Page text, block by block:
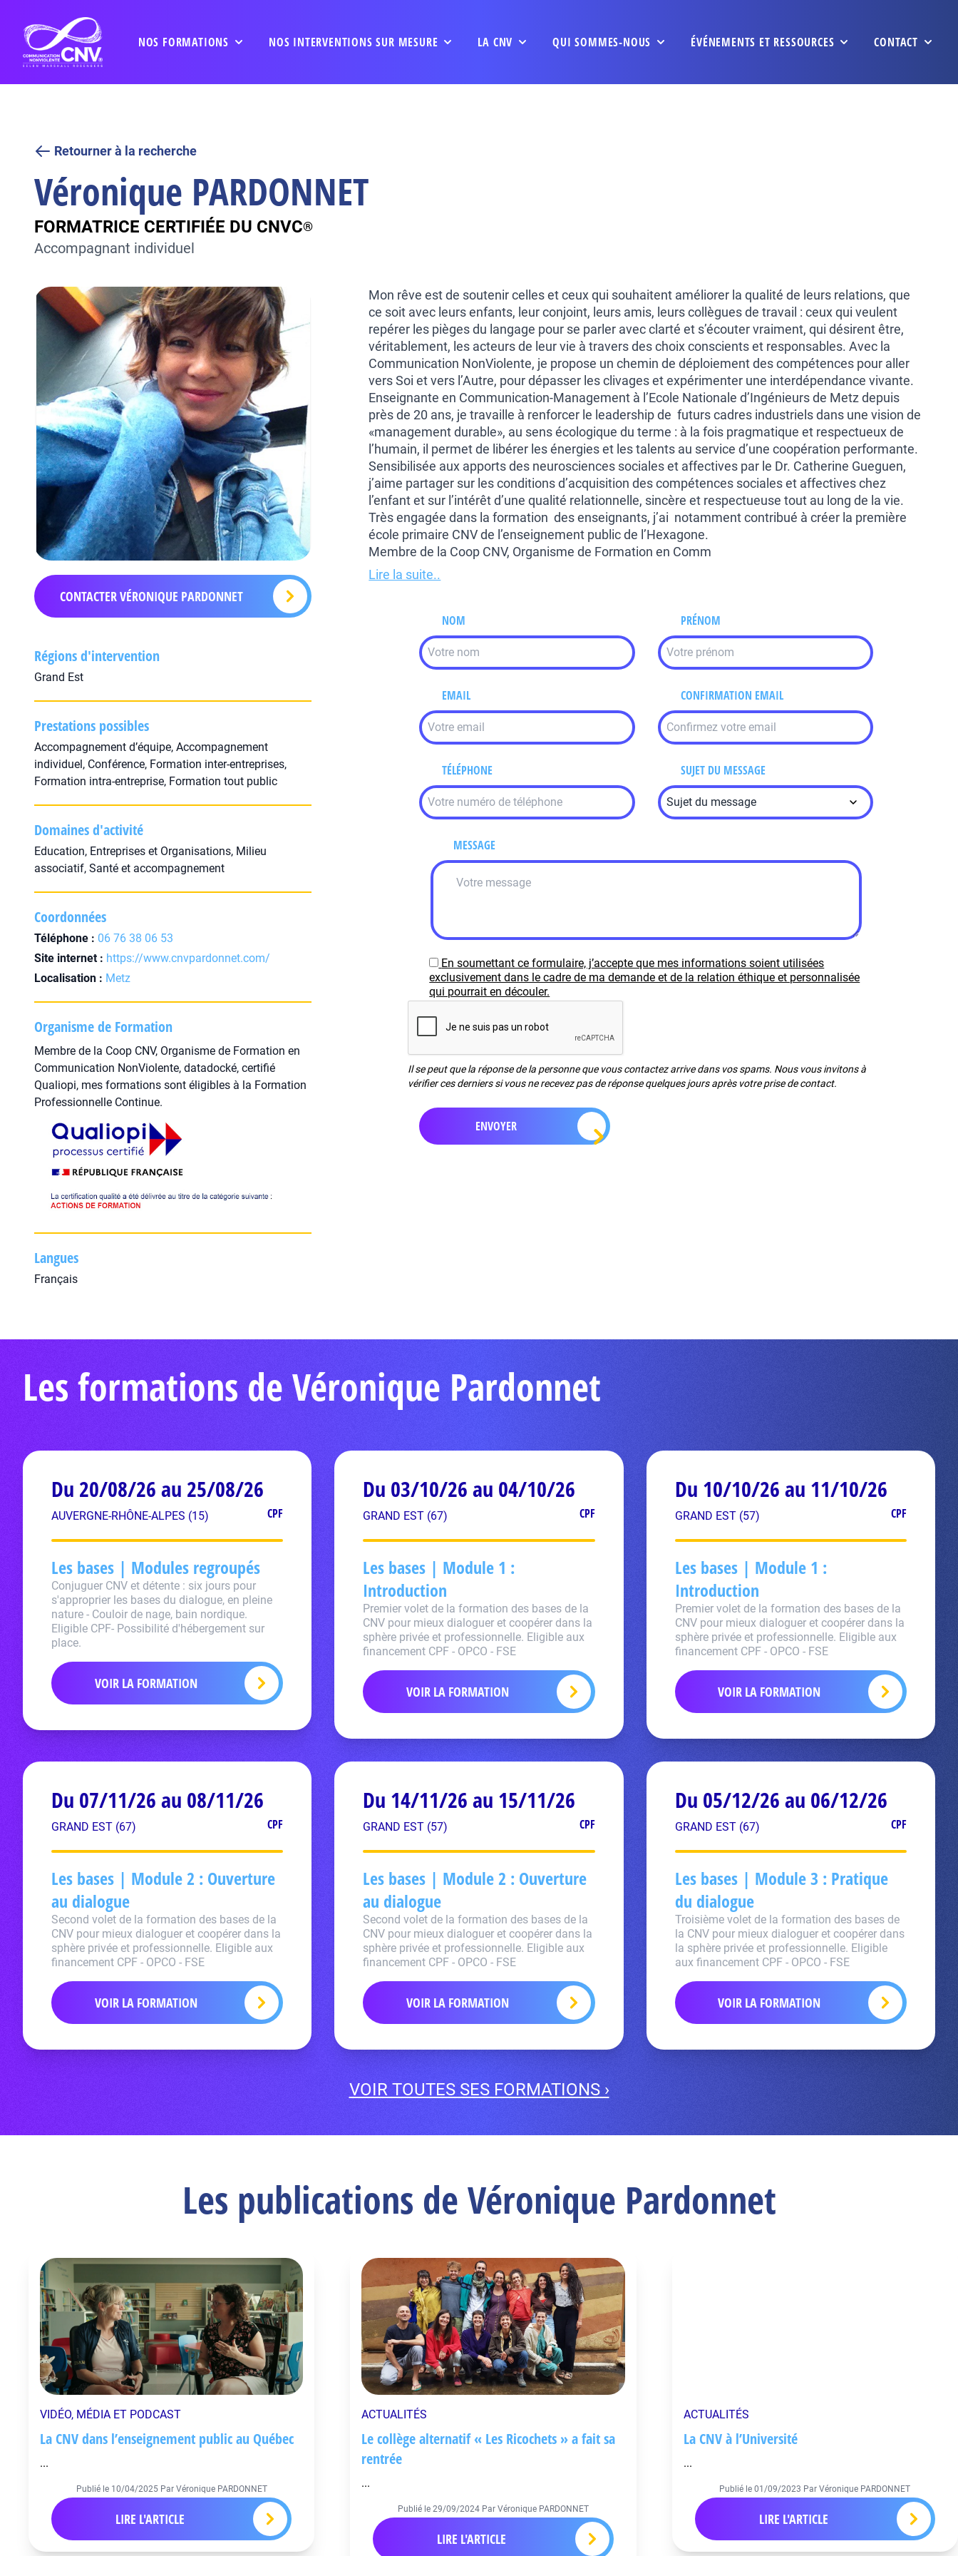
NOS FORMATIONS NOS INTERVENTIONS SUR MESURE LA CNV QUI SOMMES-NOUS ÉVÉNEMENTS ET RESSOURCES CONTACT
Retourner à la recherche
Véronique PARDONNET
FORMATRICE CERTIFIÉE DU CNVC®
Accompagnant individuel
CONTACTER VÉRONIQUE PARDONNET
Régions d'intervention
Grand Est
Prestations possibles
Accompagnement d’équipe, Accompagnement
individuel, Conférence, Formation inter-entreprises,
Formation intra-entreprise, Formation tout public
Domaines d'activité
Education, Entreprises et Organisations, Milieu
associatif, Santé et accompagnement
Coordonnées
Téléphone : 06 76 38 06 53
Site internet : https://www.cnvpardonnet.com/
Localisation : Metz
Organisme de Formation
Membre de la Coop CNV, Organisme de Formation en
Communication NonViolente, datadocké, certifié
Qualiopi, mes formations sont éligibles à la Formation
Professionnelle Continue.
Langues
Français
Mon rêve est de soutenir celles et ceux qui souhaitent améliorer la qualité de leurs relations, que
ce soit avec leurs enfants, leur conjoint, leurs amis, leurs collègues de travail : ceux qui veulent
repérer les pièges du langage pour se parler avec clarté et s’écouter vraiment, qui désirent être,
véritablement, les acteurs de leur vie à travers des choix conscients et responsables. Avec la
Communication NonViolente, je propose un chemin de déploiement des compétences pour aller
vers Soi et vers l’Autre, pour dépasser les clivages et expérimenter une interdépendance vivante.
Enseignante en Communication-Management à l’Ecole Nationale d’Ingénieurs de Metz depuis
près de 20 ans, je travaille à renforcer le leadership de futurs cadres industriels dans une vision de
«management durable», au sens écologique du terme : à la fois pragmatique et respectueux de
l’humain, il permet de libérer les énergies et les talents au service d’une coopération performante.
Sensibilisée aux apports des neurosciences sociales et affectives par le Dr. Catherine Gueguen,
j’aime partager sur les conditions d’acquisition des compétences sociales et affectives chez
l’enfant et sur l’intérêt d’une qualité relationnelle, sincère et respectueuse tout au long de la vie.
Très engagée dans la formation des enseignants, j’ai notamment contribué à créer la première
école primaire CNV de l’enseignement public de l’Hexagone.
Membre de la Coop CNV, Organisme de Formation en Comm
Lire la suite..
NOM PRÉNOM
EMAIL CONFIRMATION EMAIL
TÉLÉPHONE SUJET DU MESSAGE
MESSAGE
En soumettant ce formulaire, j’accepte que mes informations soient utilisées
exclusivement dans le cadre de ma demande et de la relation éthique et personnalisée
qui pourrait en découler.
Il se peut que la réponse de la personne que vous contactez arrive dans vos spams. Nous vous invitons à
vérifier ces derniers si vous ne recevez pas de réponse quelques jours après votre prise de contact.
Les formations de Véronique Pardonnet
Du 20/08/26 au 25/08/26
AUVERGNE-RHÔNE-ALPES (15) CPF
Les bases | Modules regroupés
Conjuguer CNV et détente : six jours pour
s'approprier les bases du dialogue, en pleine
nature - Couloir de nage, bain nordique.
Eligible CPF- Possibilité d'hébergement sur
place.
VOIR LA FORMATION
Du 03/10/26 au 04/10/26
GRAND EST (67) CPF
Les bases | Module 1 :
Introduction
Premier volet de la formation des bases de la
CNV pour mieux dialoguer et coopérer dans la
sphère privée et professionnelle. Eligible aux
financement CPF - OPCO - FSE
VOIR LA FORMATION
Du 10/10/26 au 11/10/26
GRAND EST (57) CPF
Les bases | Module 1 :
Introduction
Premier volet de la formation des bases de la
CNV pour mieux dialoguer et coopérer dans la
sphère privée et professionnelle. Eligible aux
financement CPF - OPCO - FSE
VOIR LA FORMATION
Du 07/11/26 au 08/11/26
GRAND EST (67) CPF
Les bases | Module 2 : Ouverture
au dialogue
Second volet de la formation des bases de la
CNV pour mieux dialoguer et coopérer dans la
sphère privée et professionnelle. Eligible aux
financement CPF - OPCO - FSE
VOIR LA FORMATION
Du 14/11/26 au 15/11/26
GRAND EST (57) CPF
Les bases | Module 2 : Ouverture
au dialogue
Second volet de la formation des bases de la
CNV pour mieux dialoguer et coopérer dans la
sphère privée et professionnelle. Eligible aux
financement CPF - OPCO - FSE
VOIR LA FORMATION
Du 05/12/26 au 06/12/26
GRAND EST (67) CPF
Les bases | Module 3 : Pratique
du dialogue
Troisième volet de la formation des bases de
la CNV pour mieux dialoguer et coopérer dans
la sphère privée et professionnelle. Eligible
aux financement CPF - OPCO - FSE
VOIR LA FORMATION
VOIR TOUTES SES FORMATIONS ›
Les publications de Véronique Pardonnet
VIDÉO, MÉDIA ET PODCAST
La CNV dans l’enseignement public au Québec
...
Publié le 10/04/2025 Par Véronique PARDONNET
LIRE L'ARTICLE
ACTUALITÉS
Le collège alternatif « Les Ricochets » a fait sa
rentrée
...
Publié le 29/09/2024 Par Véronique PARDONNET
LIRE L'ARTICLE
ACTUALITÉS
La CNV à l’Université
...
Publié le01/09/2023 Par Véronique PARDONNET
LIRE L'ARTICLE